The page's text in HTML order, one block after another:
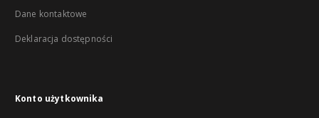
Dane kontaktowe
Deklaracja dostępności
Konto użytkownika